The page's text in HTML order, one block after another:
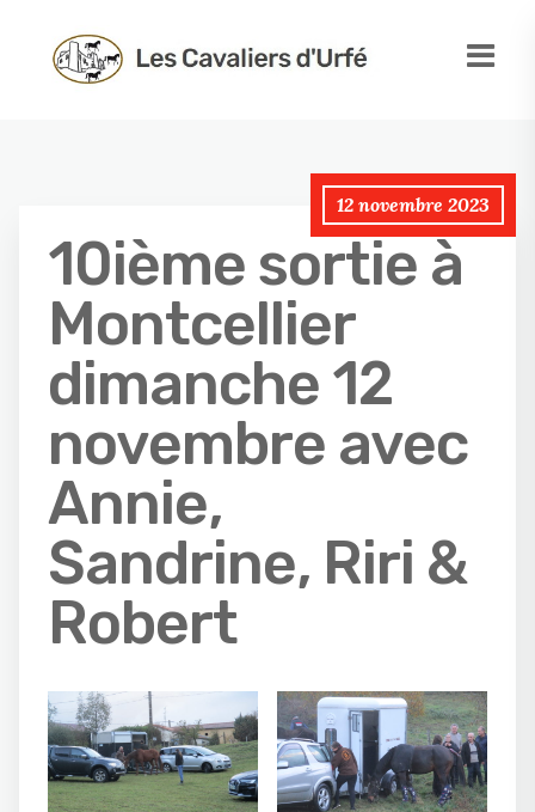
12 novembre 2023
10ième sortie à
Montcellier
dimanche 12
novembre avec
Annie,
Sandrine, Riri &
Robert